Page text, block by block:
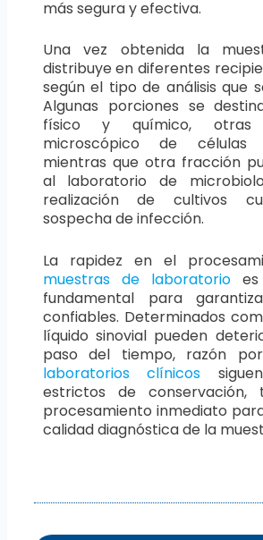
más segura y efectiva.
Una vez obtenida la
distribuye en diferentes
según el tipo de análisis que
Algunas porciones se
físico y químico, otras
microscópico de células
mientras que otra fracción
al laboratorio de
realización de cultivos
sospecha de infección.
La rapidez en el
muestras de laboratorioes
fundamental para
confiables. Determinados
líquido sinovial pueden
paso del tiempo, razón
laboratorios clínicos
estrictos de conservación,
procesamiento inmediato
calidad diagnóstica de la